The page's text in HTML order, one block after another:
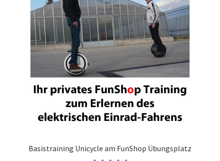
Basistraining Unicycle am FunShop Übungsplatz